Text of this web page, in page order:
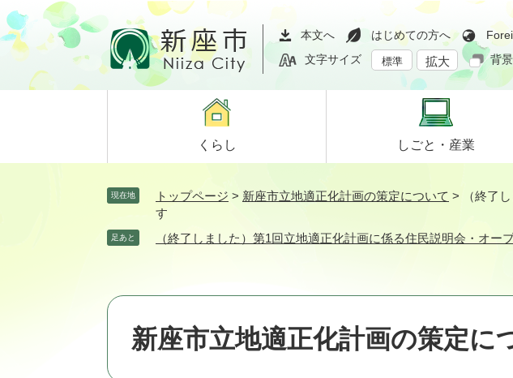
ペ
ー
ジ
メ
ニ
ュ
て
本文へ はじめての方へ
文字サイズ
標準 拡大 背
くらし しごと・ 産業
現在地 トップページ > 新座市立地適正化計画の策定について >
（終了
す
足あと （終了しました）第1回立地適正化計画に係る住民説明会・オー
新座市立地適正化計画の策定に